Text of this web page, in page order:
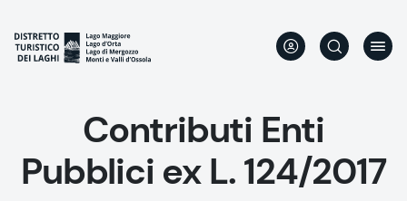
Inhalt
Contributi Enti
Pubblici ex L. 124/2017